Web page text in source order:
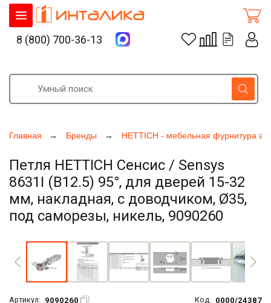
Главная Бренды HETTICH - мебельная фурнитура
Петля HETTICH Сенсис / Sensys
8631I (B12.5) 95°, для дверей 15-32
мм, накладная, с доводчиком, Ø35,
под саморезы, никель, 9090260
Артикул: 9090260 Код: 0000/24387
8 (800) 700-36-13